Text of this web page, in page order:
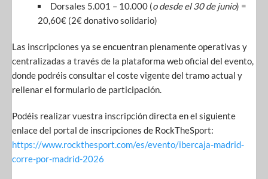
Dorsales 5.001 – 10.000 (o desde el 30 de junio) =
20,60€ (2€ donativo solidario)
Las inscripciones ya se encuentran plenamente operativas y
centralizadas a través de la plataforma web oficial del evento,
donde podréis consultar el coste vigente del tramo actual y
rellenar el formulario de participación.
Podéis realizar vuestra inscripción directa en el siguiente
enlace del portal de inscripciones de RockTheSport:
https://www.rockthesport.com/es/evento/ibercaja-madrid-
corre-por-madrid-2026